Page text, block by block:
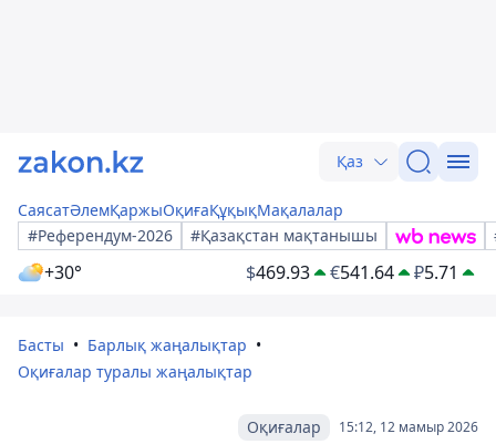
Қаз
СаясатӘлемҚаржыОқиғаҚұқықМақалалар
#Референдум-2026
#Қазақстан мақтанышы
+30° $469.93 €541.64 ₽5.71
Басты
Барлық жаңалықтар
Оқиғалар туралы жаңалықтар
15:12, 12 мамыр 2026
Оқиғалар